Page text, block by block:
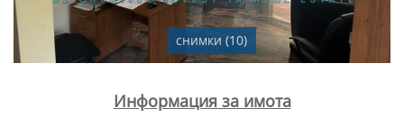
снимки (10)
Информация за имота